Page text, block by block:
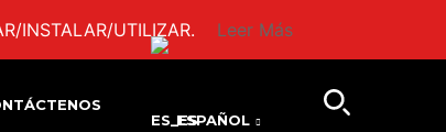
INSTALAR/UTILIZAR. Leer Más
ESPAÑOL